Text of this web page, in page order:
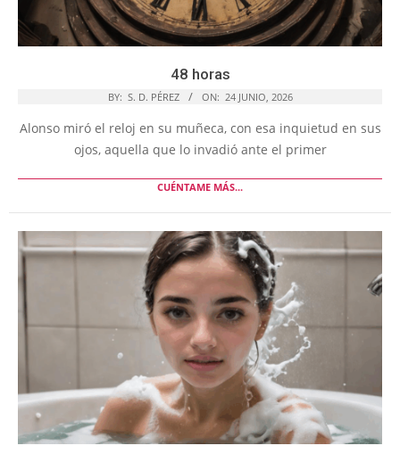
48 horas
BY: S. D. PÉREZ ON: 24 JUNIO, 2026
Alonso miró el reloj en su muñeca, con esa inquietud en sus
ojos, aquella que lo invadió ante el primer
CUÉNTAME MÁS...